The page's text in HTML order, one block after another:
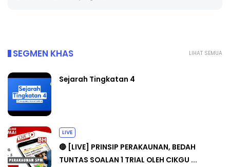
LIHAT SEMUA
SEGMEN KHAS
Sejarah Tingkatan 4
LIVE
🔴 [LIVE] PRINSIP PERAKAUNAN, BEDAH
TUNTAS SOALAN 1 TRIAL OLEH CIKGU ...